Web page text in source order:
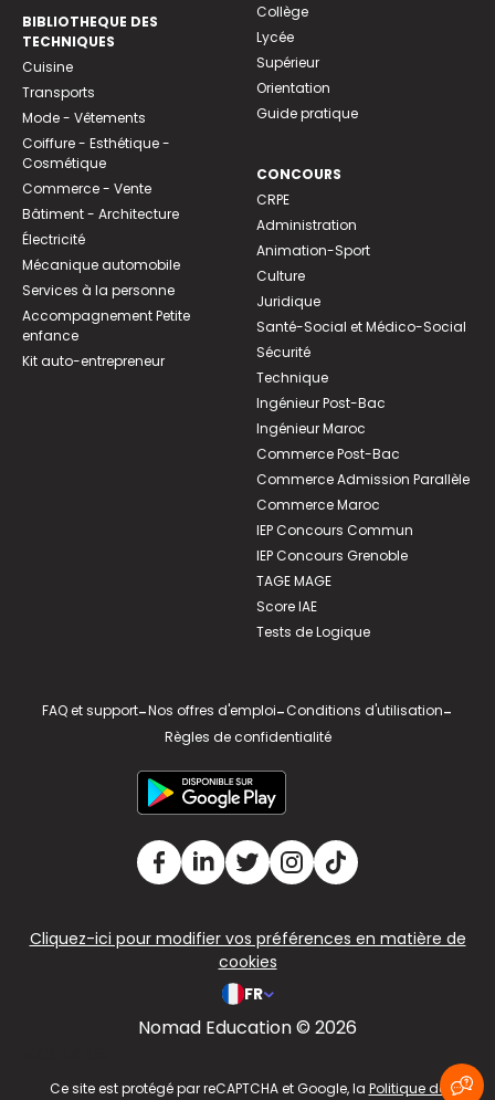
BIBLIOTHEQUE DES
TECHNIQUES
Cuisine
Transports
Mode - Vêtements
Coiffure - Esthétique -
Cosmétique
Commerce - Vente
Bâtiment - Architecture
Électricité
Mécanique automobile
Services à la personne
Accompagnement Petite
enfance
Kit auto-entrepreneur
Collège
Lycée
Supérieur
Orientation
Guide pratique
CONCOURS
CRPE
Administration
Animation-Sport
Culture
Juridique
Santé-Social et Médico-Social
Sécurité
Technique
Ingénieur Post-Bac
Ingénieur Maroc
Commerce Post-Bac
Commerce Admission Parallèle
Commerce Maroc
IEP Concours Commun
IEP Concours Grenoble
TAGE MAGE
Score IAE
Tests de Logique
FAQ et support-Nos offres d'emploi-Conditions d'utilisation-
Règles de confidentialité
Cliquez-ici pour modifier vos préférences en matière de
cookies
FR
Nomad Education © 2026
Ce site est protégé par reCAPTCHA et Google, la Politique de